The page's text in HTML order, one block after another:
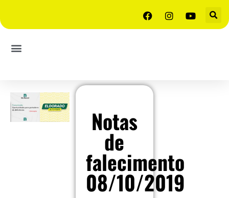
Notas
de
falecimento
08/10/2019